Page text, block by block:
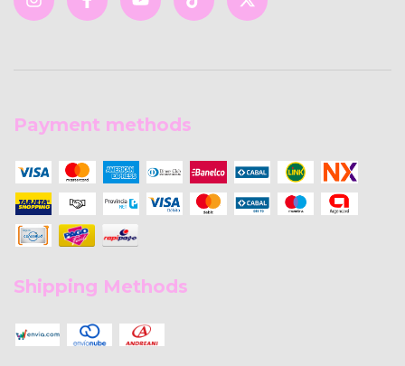
Payment methods
Shipping Methods